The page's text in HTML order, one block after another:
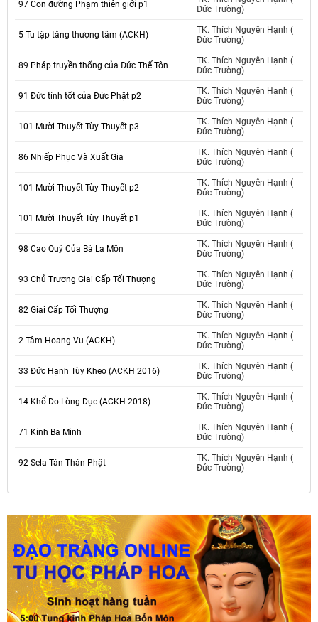
97 Con đường Phạm thiên giới p1
Đức Trường)
5 Tu tập tăng thượng tâm (ACKH)
TK. Thích Nguyên Hạnh (
Đức Trường)
89 Pháp truyền thống của Đức Thế Tôn
TK. Thích Nguyên Hạnh (
Đức Trường)
91 Đức tính tốt của Đức Phật p2
TK. Thích Nguyên Hạnh (
Đức Trường)
101 Mười Thuyết Tùy Thuyết p3
TK. Thích Nguyên Hạnh (
Đức Trường)
86 Nhiếp Phục Và Xuất Gia
TK. Thích Nguyên Hạnh (
Đức Trường)
101 Mười Thuyết Tùy Thuyết p2
TK. Thích Nguyên Hạnh (
Đức Trường)
101 Mười Thuyết Tùy Thuyết p1
TK. Thích Nguyên Hạnh (
Đức Trường)
98 Cao Quý Của Bà La Môn
TK. Thích Nguyên Hạnh (
Đức Trường)
93 Chủ Trương Giai Cấp Tối Thượng
TK. Thích Nguyên Hạnh (
Đức Trường)
82 Giai Cấp Tối Thượng
TK. Thích Nguyên Hạnh (
Đức Trường)
2 Tâm Hoang Vu (ACKH)
TK. Thích Nguyên Hạnh (
Đức Trường)
33 Đức Hạnh Tùy Kheo (ACKH 2016)
TK. Thích Nguyên Hạnh (
Đức Trường)
14 Khổ Do Lòng Dục (ACKH 2018)
TK. Thích Nguyên Hạnh (
Đức Trường)
71 Kinh Ba Minh
TK. Thích Nguyên Hạnh (
Đức Trường)
92 Sela Tán Thán Phật
TK. Thích Nguyên Hạnh (
Đức Trường)